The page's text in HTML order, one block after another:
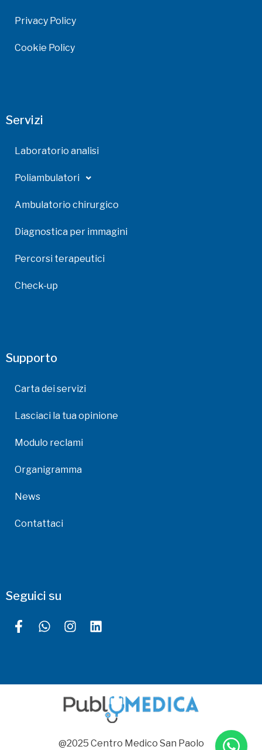
Privacy Policy
Cookie Policy
Servizi
Laboratorio analisi
Poliambulatori
Ambulatorio chirurgico
Diagnostica per immagini
Percorsi terapeutici
Check-up
Supporto
Carta dei servizi
Lasciaci la tua opinione
Modulo reclami
Organigramma
News
Contattaci
Seguici su
@2025 Centro Medico San Paolo